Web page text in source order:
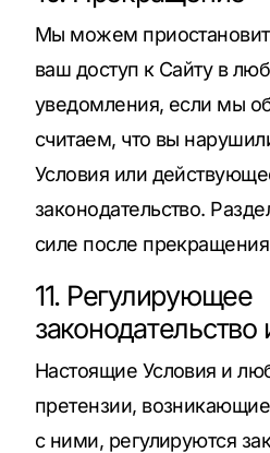
Мы можем
ваш доступ к Сайту в
уведомления, если мы
считаем, что вы
Условия или
законодательство.
силе после
11. Регулирующее
Настоящие Условия и
претензии,
с ними, регулируются